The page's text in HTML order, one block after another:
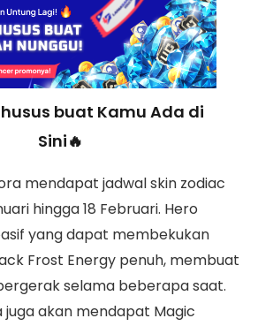
buat Kamu Ada di
Sini🔥
mendapat jadwal skin zodiac
hingga 18 Februari. Hero
yang dapat membekukan
Frost Energy penuh, membuat
selama beberapa saat.
juga akan mendapat Magic